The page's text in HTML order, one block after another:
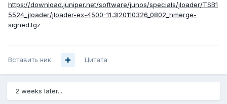
https://download.juniper.net/software/junos/specials/jloader/TSB1
5524_jloader/jloader-ex-4500-11.3I20110326_0802_hmerge-
signed.tgz
Вставить ник Цитата
2 weeks later...